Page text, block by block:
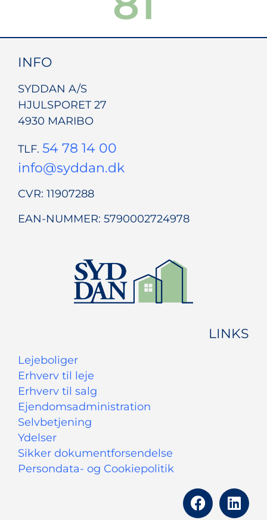
INFO
SYDDAN A/S
HJULSPORET 27
4930 MARIBO
TLF. 54 78 14 00
info@syddan.dk
CVR: 11907288
EAN-NUMMER: 5790002724978
LINKS
Lejeboliger
Erhverv til leje
Erhverv til salg
Ejendomsadministration
Selvbetjening
Ydelser
Sikker dokumentforsendelse
Persondata- og Cookiepolitik